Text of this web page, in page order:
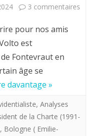
3 commentaires
pour nos amis
est
Fontevraut en
âge se
davantage »
, Analyses
de la Charte (1991-
, Bologne ( Emilie-